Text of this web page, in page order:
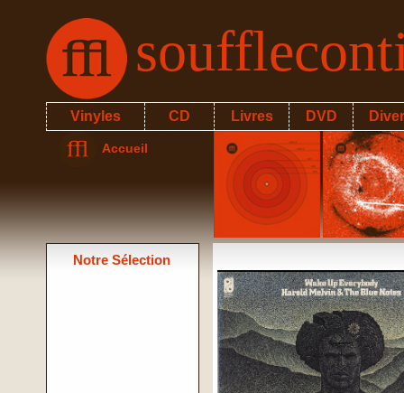
Vinyles CD Livres DVD
Accueil
Notre Sélection